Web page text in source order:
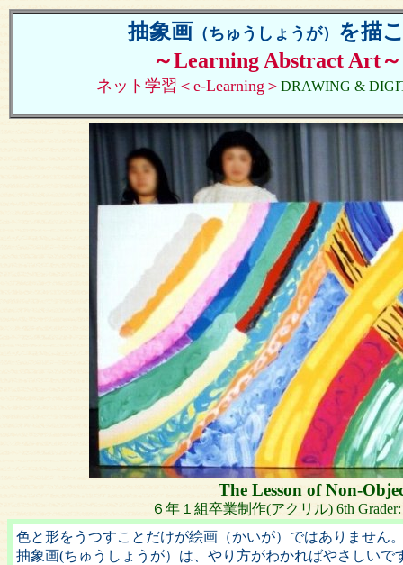
抽象画 （ちゅうしょうが）
を描
～Learning Abstract Art～
ネット学習＜e-Learning＞ DRAWING &
The Lesson of Non-
６年１組卒業制作(アクリル) 6th
色と形をうつすことだけが絵画（かいが）ではありません
抽象画(ちゅうしょうが）は、やり方がわかればやさしいで